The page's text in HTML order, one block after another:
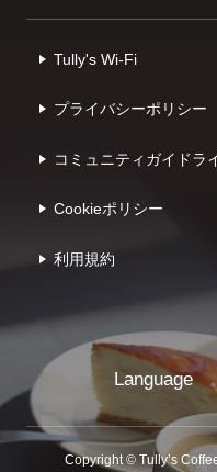
Tully's Wi-Fi
プライバシーポリシー
コミュニティガイドラ
Cookieポリシー
利⽤規約
Language
Copyright © Tullyʼs